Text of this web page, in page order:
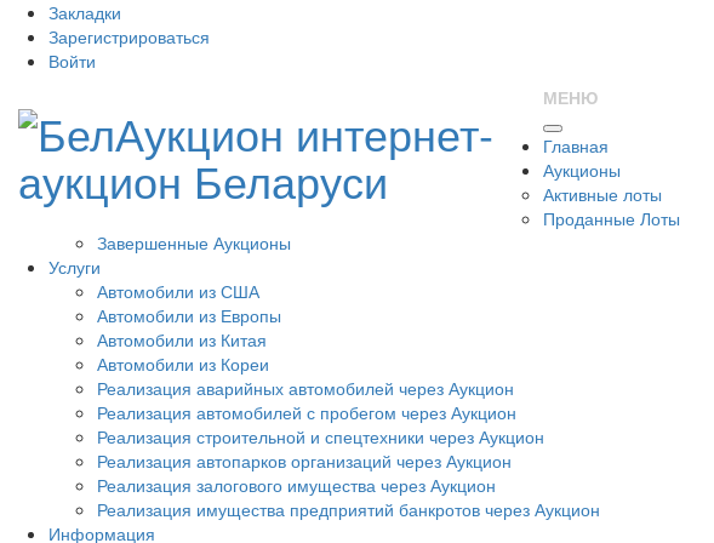
Закладки
Зарегистрироваться
Войти
МЕНЮ
Главная
Аукционы
Активные лоты
Проданные Лоты
Завершенные Аукционы
Услуги
Автомобили из США
Автомобили из Европы
Автомобили из Китая
Автомобили из Кореи
Реализация аварийных автомобилей через Аукцион
Реализация автомобилей с пробегом через Аукцион
Реализация строительной и спецтехники через Аукцион
Реализация автопарков организаций через Аукцион
Реализация залогового имущества через Аукцион
Реализация имущества предприятий банкротов через Аукцион
Информация